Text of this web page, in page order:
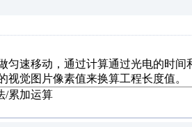
匀速移动，通过计算通过光电的时
视觉图片像素值来换算工程长度值
/累加运算